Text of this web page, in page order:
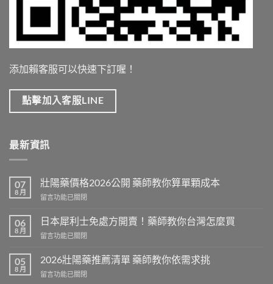
添加賴客服可以快速下訂喔！
點擊加入客服LINE
最新資訊
07
8 月
壯陽藥價格2026公開 藥師教你算單顆成本
在
陽
藥
價
2026
公
開
留言功能已關閉
06
8 月
日本犀利士免處方開賣！藥師教你台灣怎麼買
在
本
犀
利
留言功能已關閉
05
8 月
2026壯陽藥推薦清單 藥師教你依需求挑
在
留言功能已關閉